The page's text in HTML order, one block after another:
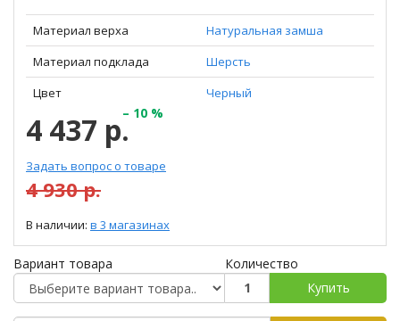
Материал верха
Натуральная замша
Материал подклада
Шерсть
Цвет
Черный
4 437 р.– 10 %
Задать вопрос о товаре
4 930 р.
В наличии: в 3 магазинах
Вариант товара
Количество
Купить